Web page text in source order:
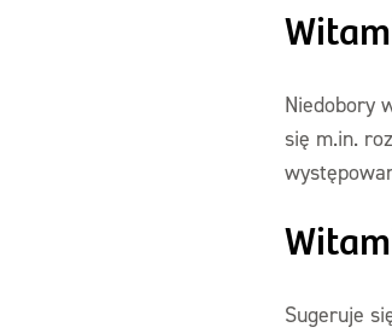
Niedobory
się m.in.
Sugeruje